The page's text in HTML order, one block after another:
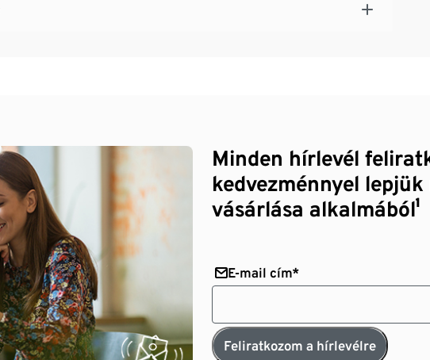
Minden hírlevél
kedvezménnyel lepjük
vásárlása alkalmából¹
E-mail cím*
Feliratkozom a hírlevélre